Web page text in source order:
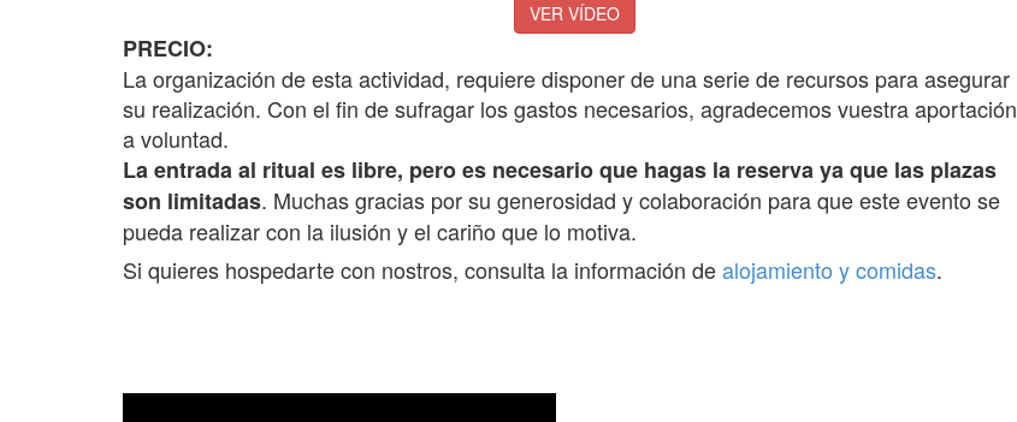
VER VÍDEO
PRECIO:
La organización de esta actividad, requiere disponer de una serie de recursos para asegurar
su realización. Con el fin de sufragar los gastos necesarios, agradecemos vuestra aportación
a voluntad.
La entrada al ritual es libre, pero es necesario que hagas la reserva ya que las plazas
son limitadas. Muchas gracias por su generosidad y colaboración para que este evento se
pueda realizar con la ilusión y el cariño que lo motiva.
Si quieres hospedarte con nostros, consulta la información dealojamiento y comidas.